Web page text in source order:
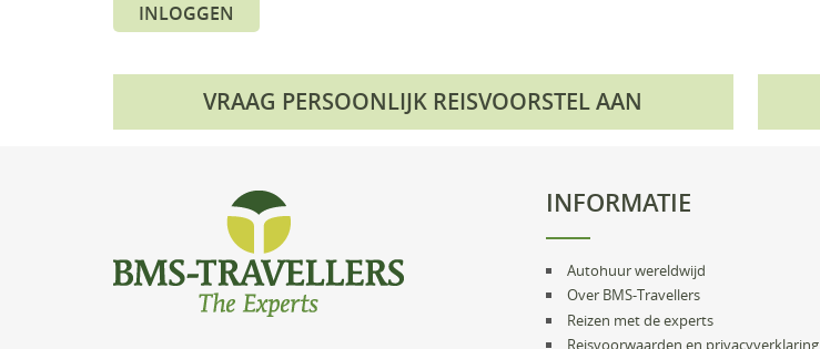
INLOGGEN
VRAAG PERSOONLIJK REISVOORSTEL AAN
INFORMATIE
Autohuur wereldwijd
Over BMS-Travellers
Reizen met de experts
Reisvoorwaarden en privacyverklaring